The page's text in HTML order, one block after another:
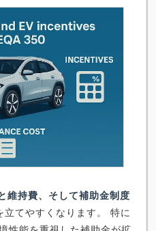
維持費、そして補助金制度
てやすくなります。 特に